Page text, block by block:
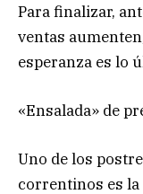
Para finalizar,
ventas
esperanza es lo
«Ensalada» de
Uno de los
correntinos es